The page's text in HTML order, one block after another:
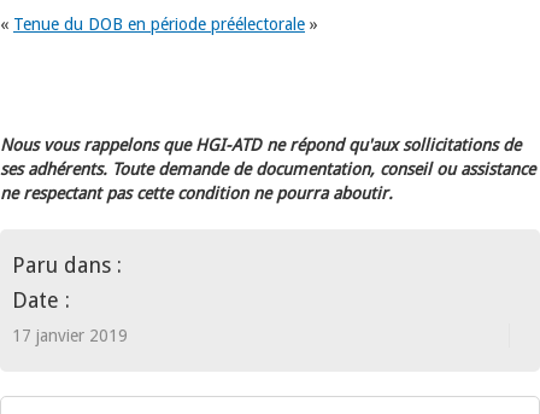
« Tenue du DOB en période préélectorale »
Nous vous rappelons que HGI-ATD ne répond qu'aux sollicitations de
ses adhérents. Toute demande de documentation, conseil ou assistance
ne respectant pas cette condition ne pourra aboutir.
Paru dans :
Date :
17 janvier 2019